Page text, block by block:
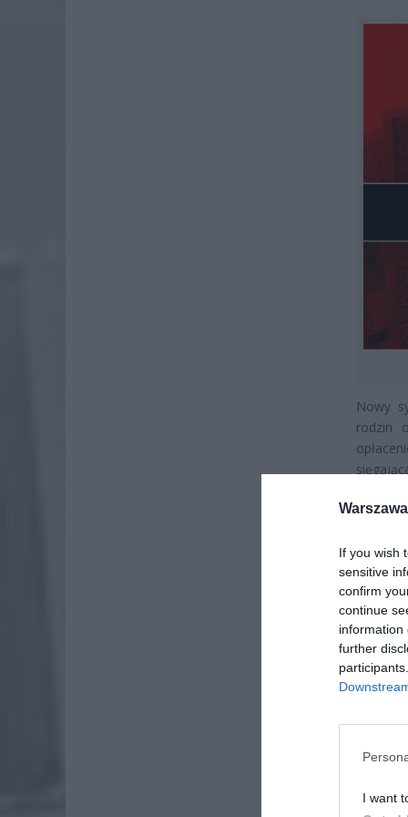
If you wish
sensitive
confirm
continue
information
further
I want
Nowy
rodzin